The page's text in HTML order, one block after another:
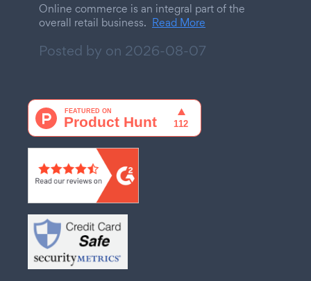
Online commerce is an integral part of the
overall retail business. Read More
Posted by on 2026-08-07